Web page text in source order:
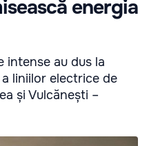
energia
intense au dus la
liniilor electrice de
și Vulcănești –